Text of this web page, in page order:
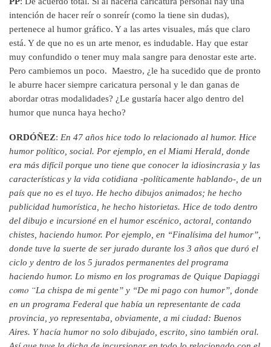
intención de hacer reír o sonreír (como la tiene sin dudas),
pertenece al humor gráfico. Y a las artes visuales, más que claro
está. Y de que no es un arte menor, es indudable. Hay que estar
muy confundido o tener muy mala sangre para denostar este arte.
Pero cambiemos un poco. Maestro, ¿le ha sucedido que de pronto
le aburre hacer siempre caricatura personal y le dan ganas de
abordar otras modalidades? ¿Le gustaría hacer algo dentro del
humor que nunca haya hecho?
ORDÓÑEZ: En 47 años hice todo lo relacionado al humor. Hice
humor político, social. Por ejemplo, en el Miami Herald, donde
era más difícil porque uno tiene que conocer la idiosincrasia y las
características y la vida cotidiana -políticamente hablando-, de un
país que no es el tuyo. He hecho dibujos animados; he hecho
publicidad humorística, he hecho historietas. Hice de todo dentro
del dibujo e incursioné en el humor escénico, actoral, contando
chistes, haciendo humor. Por ejemplo, en “Finalísima del humor”,
donde tuve la suerte de ser jurado durante los 3 años que duró el
ciclo y dentro de los 5 jurados permanentes del programa
haciendo humor. Lo mismo en los programas de Quique Dapiaggi
como “La chispa de mi gente” y “De mi pago con humor”, donde
en un programa Federal que había un representante de cada
provincia, yo representaba, obviamente, a mi ciudad: Buenos
Aires. Y hacía humor no solo dibujado, escrito, sino también oral.